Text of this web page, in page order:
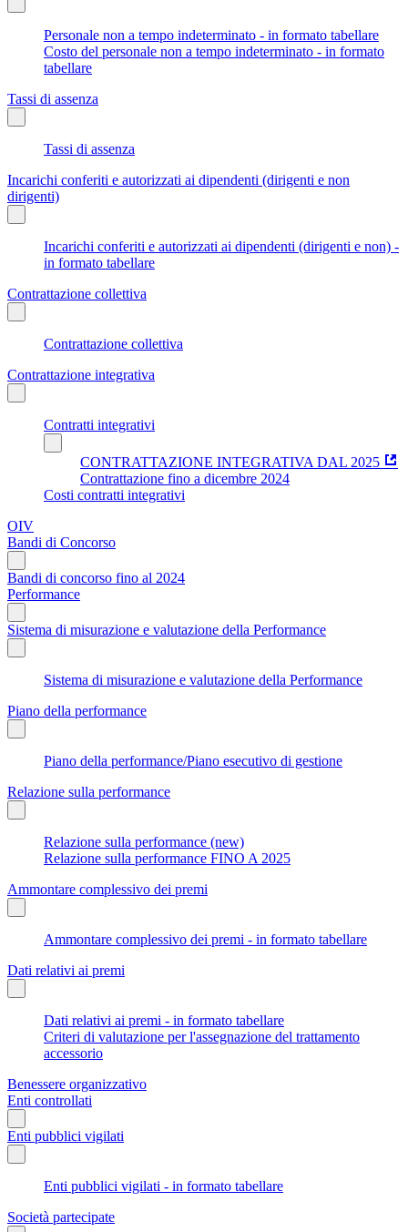
Personale non a tempo indeterminato - in formato tabellare
Costo del personale non a tempo indeterminato - in formato
tabellare
Tassi di assenza
Tassi di assenza
Incarichi conferiti e autorizzati ai dipendenti (dirigenti e non
dirigenti)
Incarichi conferiti e autorizzati ai dipendenti (dirigenti e non) -
in formato tabellare
Contrattazione collettiva
Contrattazione collettiva
Contrattazione integrativa
Contratti integrativi
CONTRATTAZIONE INTEGRATIVA DAL 2025
Contrattazione fino a dicembre 2024
Costi contratti integrativi
OIV
Bandi di Concorso
Bandi di concorso fino al 2024
Performance
Sistema di misurazione e valutazione della Performance
Sistema di misurazione e valutazione della Performance
Piano della performance
Piano della performance/Piano esecutivo di gestione
Relazione sulla performance
Relazione sulla performance (new)
Relazione sulla performance FINO A 2025
Ammontare complessivo dei premi
Ammontare complessivo dei premi - in formato tabellare
Dati relativi ai premi
Dati relativi ai premi - in formato tabellare
Criteri di valutazione per l'assegnazione del trattamento
accessorio
Benessere organizzativo
Enti controllati
Enti pubblici vigilati
Enti pubblici vigilati - in formato tabellare
Società partecipate